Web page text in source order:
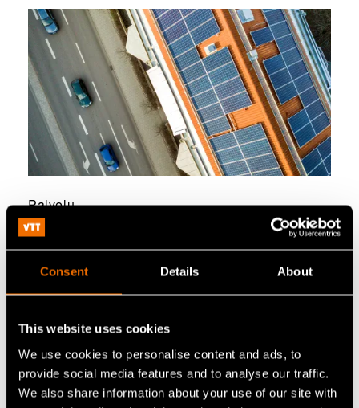
Consent Details About
This website uses cookies
We use cookies to personalise content and ads, to
provide social media features and to analyse our traffic.
We also share information about your use of our site with
Palvelu
Kriisinkestävät ja mukautuvat
rakennukset